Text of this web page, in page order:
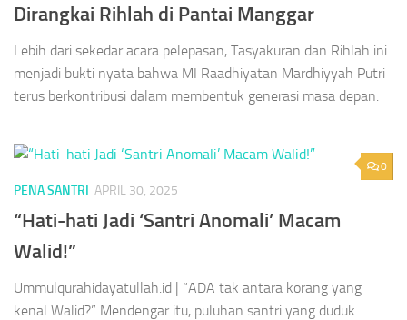
Dirangkai Rihlah di Pantai Manggar
Lebih dari sekedar acara pelepasan, Tasyakuran dan Rihlah ini
menjadi bukti nyata bahwa MI Raadhiyatan Mardhiyyah Putri
terus berkontribusi dalam membentuk generasi masa depan.
0
PENA SANTRI APRIL 30, 2025
“Hati-hati Jadi ‘Santri Anomali’ Macam
Walid!”
Ummulqurahidayatullah.id | “ADA tak antara korang yang
kenal Walid?” Mendengar itu, puluhan santri yang duduk